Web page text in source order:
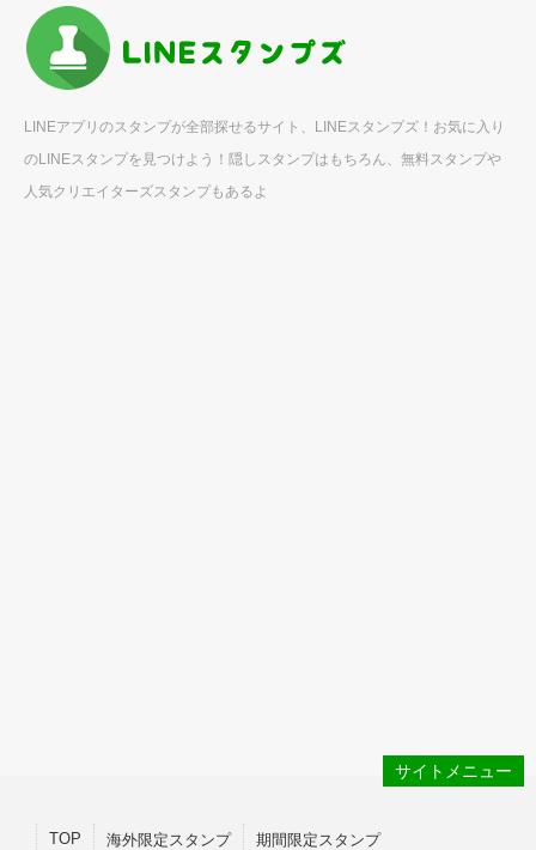
LINEアプリのスタンプが全部探せるサイト、LINEスタンプズ！お気に入り
のLINEスタンプを見つけよう！隠しスタンプはもちろん、無料スタンプや
人気クリエイターズスタンプもあるよ
サイトメニュー
TOP 海外限定スタンプ 期間限定スタンプ